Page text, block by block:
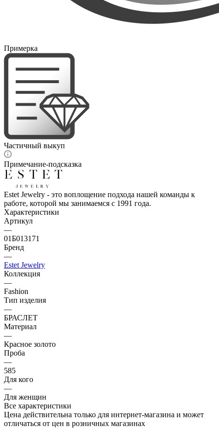
Примерка
Частичный выкуп
Примечание-подсказка
Estet Jewelry - это воплощение подхода нашей команды к
работе, которой мы занимаемся с 1991 года.
Характеристики
Артикул
—
01Б013171
Бренд
—
Estet Jewelry
Коллекция
—
Fashion
Тип изделия
—
БРАСЛЕТ
Материал
—
Красное золото
Проба
—
585
Для кого
—
Для женщин
Все характеристики
Цена действительна только для интернет-магазина и может
отличаться от цен в розничных магазинах